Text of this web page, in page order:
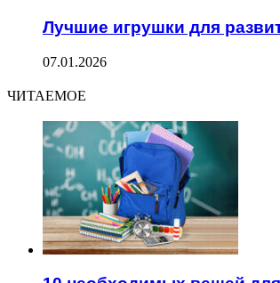
Лучшие игрушки для
07.01.2026
ЧИТАЕМОЕ